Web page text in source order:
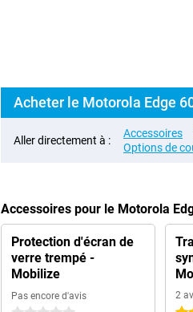
Acheter le Motorola Edge
Aller directement à :
Accessoires
Options de
Accessoires pour le Motorola
Protection d'écran de
verre trempé -
Mobilize
Pas encore d'avis 2